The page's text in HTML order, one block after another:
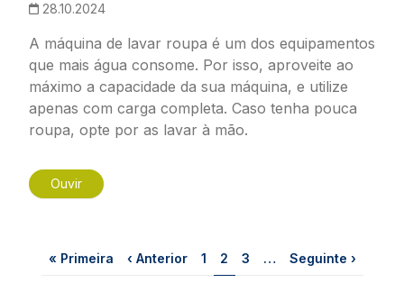
28.10.2024
A máquina de lavar roupa é um dos equipamentos
que mais água consome. Por isso, aproveite ao
máximo a capacidade da sua máquina, e utilize
apenas com carga completa. Caso tenha pouca
roupa, opte por as lavar à mão.
Ouvir
Primeira página
« Primeira Página anterior
‹ Anterior Página
1 Página
2 Página
3 … Próxima página
Seguinte ›